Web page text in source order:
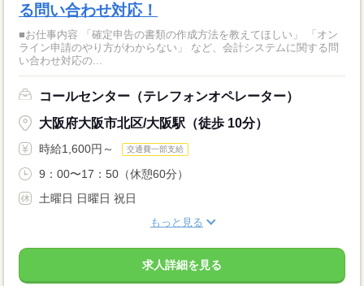
る問い合わせ対応！
■お仕事内容 「確定申告の書類の作成方法を教えてほしい」 「オン
ライン申請のやり方がわからない」 など、会計システムに関する問
い合わせ対応の...
コールセンター（テレフォンオペレーター）
大阪府大阪市北区/大阪駅（徒歩 10分）
時給1,600円～ 交通費一部支給
9：00〜17：50（休憩60分）
土曜日 日曜日 祝日
もっと見る
求人詳細を見る